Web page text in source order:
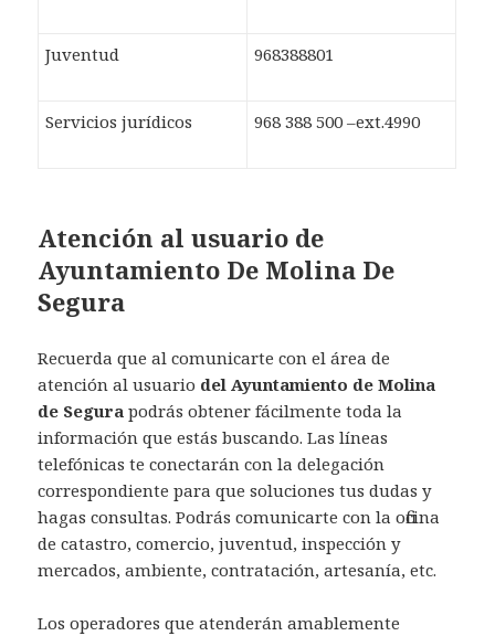
Juventud 968388801
Servicios jurídicos 968 388 500 –ext.4990
Atención al usuario de
Ayuntamiento De Molina De
Segura
Recuerda que al comunicarte con el área de
atención al usuario del Ayuntamiento de Molina
de Segurapodrás obtener fácilmente toda la
información que estás buscando. Las líneas
telefónicas te conectarán con la delegación
correspondiente para que soluciones tus dudas y
hagas consultas. Podrás comunicarte con la oficina
de catastro, comercio, juventud, inspección y
mercados, ambiente, contratación, artesanía, etc.
Los operadores que atenderán amablemente